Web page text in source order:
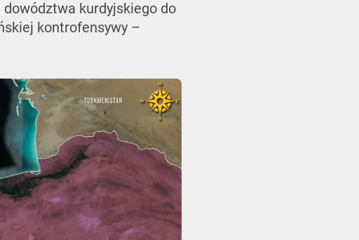
dowództwa kurdyjskiego do
kontrofensywy –